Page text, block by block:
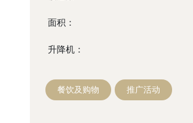
面积：
升降机：
餐饮及购物 推广活动